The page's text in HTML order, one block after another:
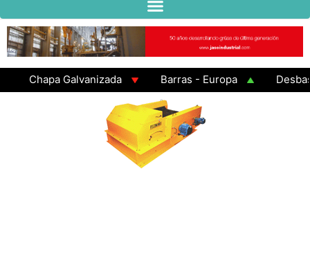
Chapa Galvanizada Barras - Europa
Desbaste -
GAMA 3 - Cuadrados 200x200x8